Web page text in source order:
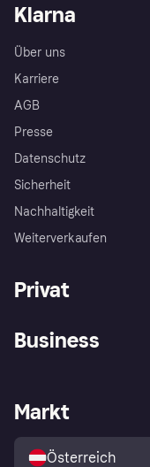
Klarna
Über uns
Karriere
AGB
Presse
Datenschutz
Sicherheit
Nachhaltigkeit
Weiterverkaufen
Privat
Shops entdecken
Business
Händlerportal
Markt
Österreich